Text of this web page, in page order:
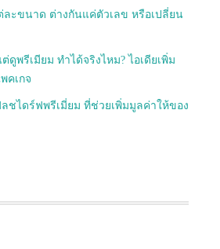
ะขนาด ต่างกันแค่ตัวเลข หรือเปลี่ยน
พรีเมียม ทำได้จริงไหม? ไอเดียเพิ่ม
คเกจ
ชไดร์ฟพรีเมี่ยม ที่ช่วยเพิ่มมูลค่าให้ของ